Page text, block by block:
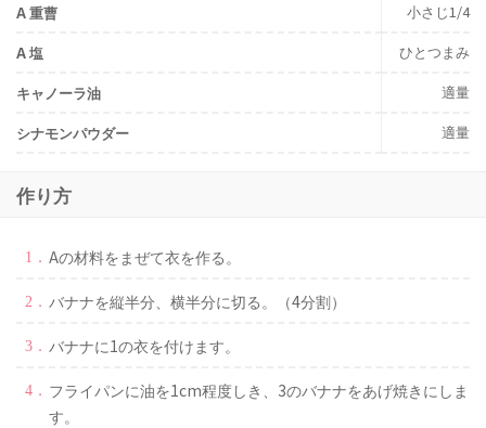
A 重曹
小さじ1/4
A 塩
ひとつまみ
キャノーラ油
適量
シナモンパウダー
適量
作り方
Aの材料をまぜて衣を作る。
バナナを縦半分、横半分に切る。（4分割）
バナナに1の衣を付けます。
フライパンに油を1cm程度しき、3のバナナをあげ焼きにしま
す。